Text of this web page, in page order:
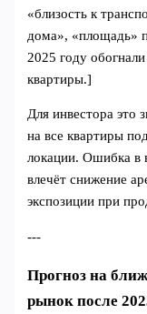
«близость к
дома», «площадь»
2025 году
квартиры.]
Для инвестора это
на все квартиры
локации. Ошибка в
влечёт снижение
экспозиции при
---
Прогноз на
рынок после